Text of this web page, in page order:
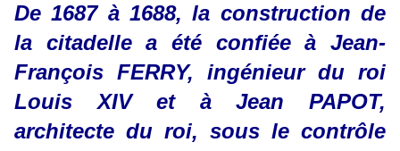
De 1687 à 1688, la construction de
la citadelle a été confiée à Jean-
François FERRY, ingénieur du roi
Louis XIV et à Jean PAPOT,
architecte du roi, sous le contrôle